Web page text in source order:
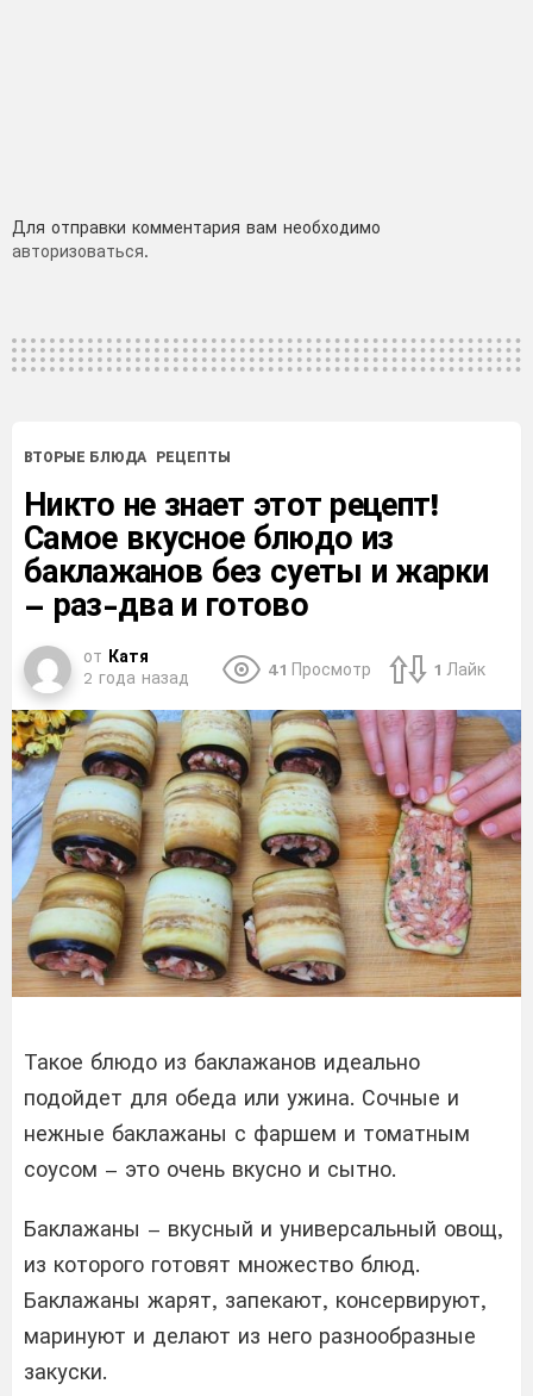
Добавить
комментарий
Для отправки комментария вам необходимо
авторизоваться.
ВТОРЫЕ БЛЮДА РЕЦЕПТЫ
Никто не знает этот рецепт!
Самое вкусное блюдо из
баклажанов без суеты и жарки
– раз-два и готово
от Катя
2 года назад
41 Просмотр 1 Лайк
Такое блюдо из баклажанов идеально
подойдет для обеда или ужина. Сочные и
нежные баклажаны с фаршем и томатным
соусом – это очень вкусно и сытно.
Баклажаны – вкусный и универсальный овощ,
из которого готовят множество блюд.
Баклажаны жарят, запекают, консервируют,
маринуют и делают из него разнообразные
закуски.